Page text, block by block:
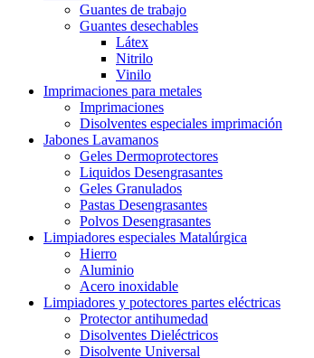
Guantes de trabajo
Guantes desechables
Látex
Nitrilo
Vinilo
Imprimaciones para metales
Imprimaciones
Disolventes especiales imprimación
Jabones Lavamanos
Geles Dermoprotectores
Liquidos Desengrasantes
Geles Granulados
Pastas Desengrasantes
Polvos Desengrasantes
Limpiadores especiales Matalúrgica
Hierro
Aluminio
Acero inoxidable
Limpiadores y potectores partes eléctricas
Protector antihumedad
Disolventes Dieléctricos
Disolvente Universal